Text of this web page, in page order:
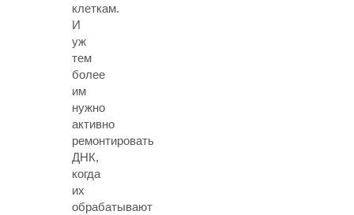
клеткам.
И
уж
тем
более
им
нужно
активно
ремонтировать
ДНК,
когда
их
обрабатывают